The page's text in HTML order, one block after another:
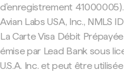
d'enregistrement 41000005).
Avian Labs USA, Inc., NMLS
La Carte Visa Débit
émise par Lead Bank sous
U.S.A. Inc. et peut être